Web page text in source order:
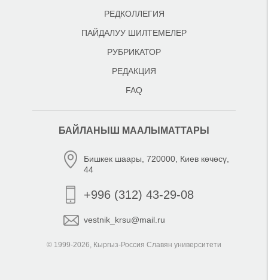
РЕДКОЛЛЕГИЯ
ПАЙДАЛУУ ШИЛТЕМЕЛЕР
РУБРИКАТОР
РЕДАКЦИЯ
FAQ
БАЙЛАНЫШ МААЛЫМАТТАРЫ
Бишкек шаары, 720000, Киев көчөсү,
44
+996 (312) 43-29-08
vestnik_krsu@mail.ru
© 1999-2026, Кыргыз-Россия Славян университети